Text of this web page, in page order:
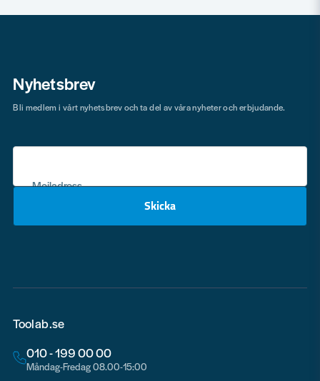
Nyhetsbrev
Mejladress
Skicka
Bli medlem i vårt nyhetsbrev och ta del av våra nyheter och erbjudande.
Toolab.se
010 - 199 00 00
Måndag-Fredag 08.00-15:00